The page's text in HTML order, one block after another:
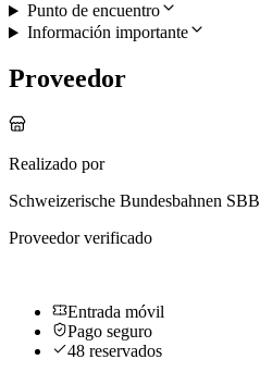
Punto de encuentro
Información importante
Proveedor
Realizado por
Schweizerische Bundesbahnen SBB
Proveedor verificado
Entrada móvil
Pago seguro
48 reservados